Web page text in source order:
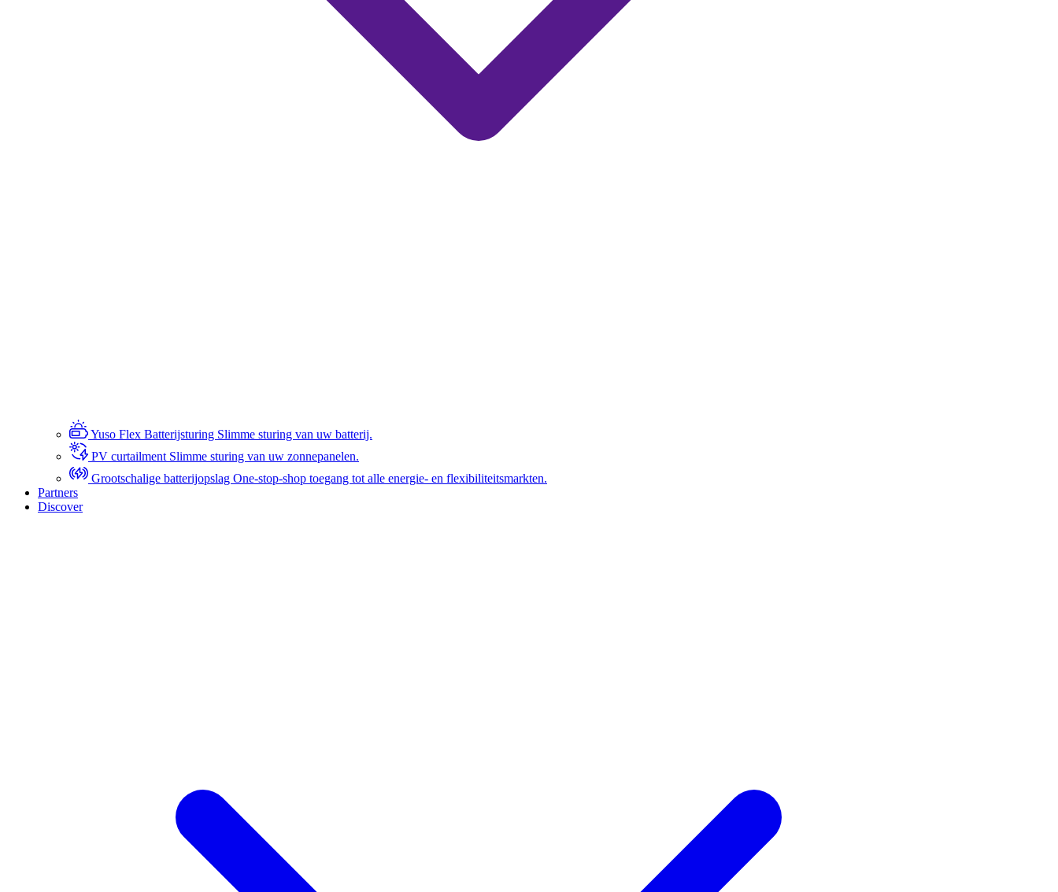
Yuso Flex Batterijsturing Slimme sturing van uw batterij.
PV curtailment Slimme sturing van uw zonnepanelen.
Grootschalige batterijopslag One-stop-shop toegang tot alle energie- en flexibiliteitsmarkten.
Partners
Discover